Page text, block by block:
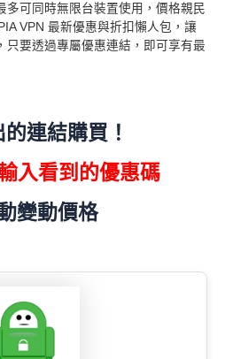
多可同時無限台裝置使用，價格親民
VPN 最新優惠與折扣懶人包，讓
只要透過專屬優惠連結，即可享有最
連結購買！
入看到的優惠碼
變動價格